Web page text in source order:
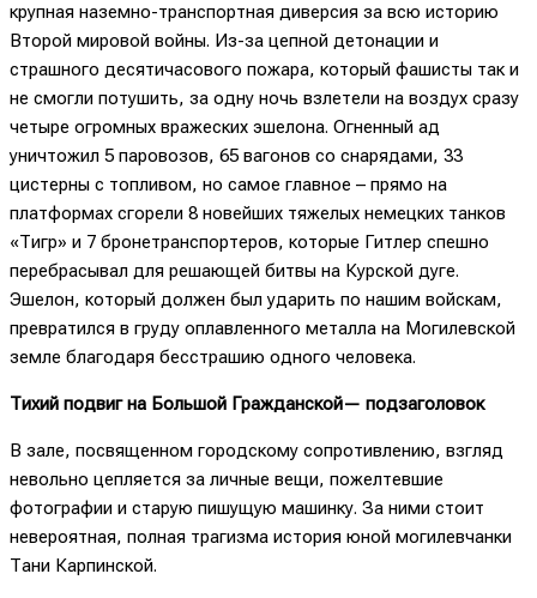
крупная наземно-транспортная диверсия за всю историю
Второй мировой войны. Из-за цепной детонации и
страшного десятичасового пожара, который фашисты так и
не смогли потушить, за одну ночь взлетели на воздух сразу
четыре огромных вражеских эшелона. Огненный ад
уничтожил 5 паровозов, 65 вагонов со снарядами, 33
цистерны с топливом, но самое главное – прямо на
платформах сгорели 8 новейших тяжелых немецких танков
«Тигр» и 7 бронетранспортеров, которые Гитлер спешно
перебрасывал для решающей битвы на Курской дуге.
Эшелон, который должен был ударить по нашим войскам,
превратился в груду оплавленного металла на Могилевской
земле благодаря бесстрашию одного человека.
Тихий подвиг на Большой Гражданской— подзаголовок
В зале, посвященном городскому сопротивлению, взгляд
невольно цепляется за личные вещи, пожелтевшие
фотографии и старую пишущую машинку. За ними стоит
невероятная, полная трагизма история юной могилевчанки
Тани Карпинской.